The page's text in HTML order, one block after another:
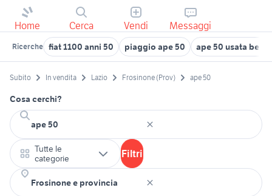
Home Cerca Vendi Messaggi
Ricerche fiat 1100 anni 50 piaggio ape 50 ape 50 usata
Subito In vendita Lazio Frosinone (Prov) ape 50
Cosa cerchi?
Tutte le
categorie
Filtri